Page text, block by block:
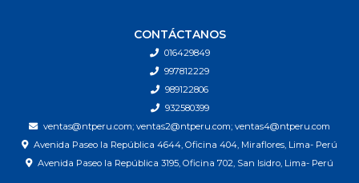
CONTÁCTANOS
016429849
997812229
989122806
932580399
ventas@ntperu.com; ventas2@ntperu.com; ventas4@ntperu.com
Avenida Paseo la República 4644, Oficina 404, Miraflores, Lima- Perú
Avenida Paseo la República 3195, Oficina 702, San Isidro, Lima- Perú